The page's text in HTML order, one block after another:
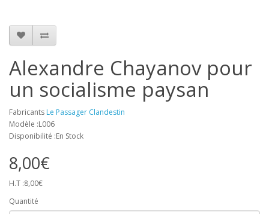
Alexandre Chayanov pour
un socialisme paysan
Fabricants Le Passager Clandestin
Modèle :L006
Disponibilité :En Stock
8,00€
H.T :8,00€
Quantité